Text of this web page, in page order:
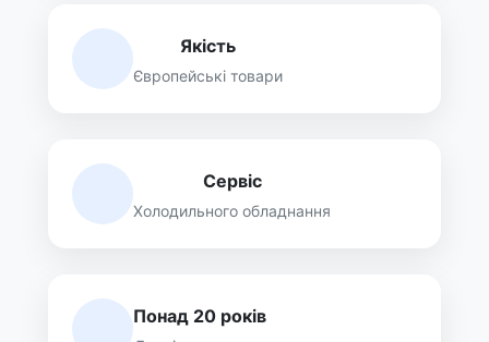
Якість
Європейські товари
Сервіс
Холодильного обладнання
Понад 20 років